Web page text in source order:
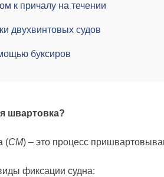
к причалу на течении
двухвинтовых судов
буксиров
швартовка?
(СМ) – это процесс
фиксации судна: